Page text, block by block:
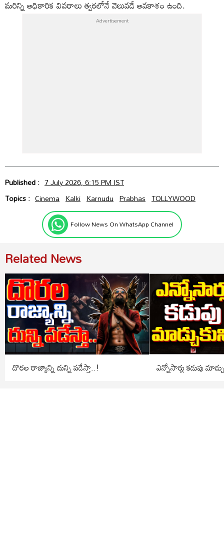
మరిన్ని అధికారిక వివరాలు త్వరలోనే వెలువడే అవకాశం ఉంది.
Published : 7 July 2026, 6:15 PM IST
Topics : Cinema Kalki Karnudu Prabhas TOLLYWOOD
Follow News On WhatsApp Channel
Related News
దొరల రాజ్యాన్ని దున్ని పడేస్తా..! ఎన్నోసార్లు కడుపు